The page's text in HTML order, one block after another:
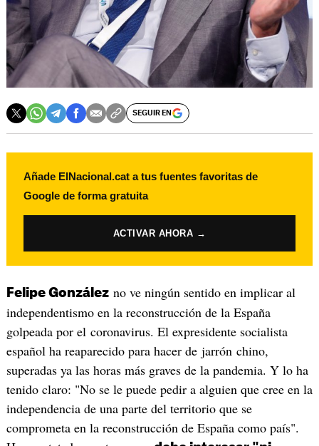
SEGUIR EN
Añade ElNacional.cat a tus fuentes favoritas de
Google de forma gratuita
ACTIVAR AHORA →
Felipe Gonzálezno ve ningún sentido en implicar al
independentismo en la reconstrucción de la España
golpeada por el coronavirus. El expresidente socialista
español ha reaparecido para hacer de jarrón chino,
superadas ya las horas más graves de la pandemia. Y lo ha
tenido claro: "No se le puede pedir a alguien que cree en la
independencia de una parte del territorio que se
comprometa en la reconstrucción de España como país".